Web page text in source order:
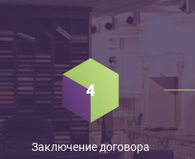
Заключение договора